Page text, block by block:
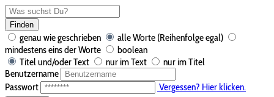
Finden
genau wie geschrieben
alle Worte (Reihenfolge egal)
mindestens eins der Worte
boolean
Titel und/oder Text
nur im Text
nur im Titel
Benutzername
Passwort
Vergessen? Hier klicken.